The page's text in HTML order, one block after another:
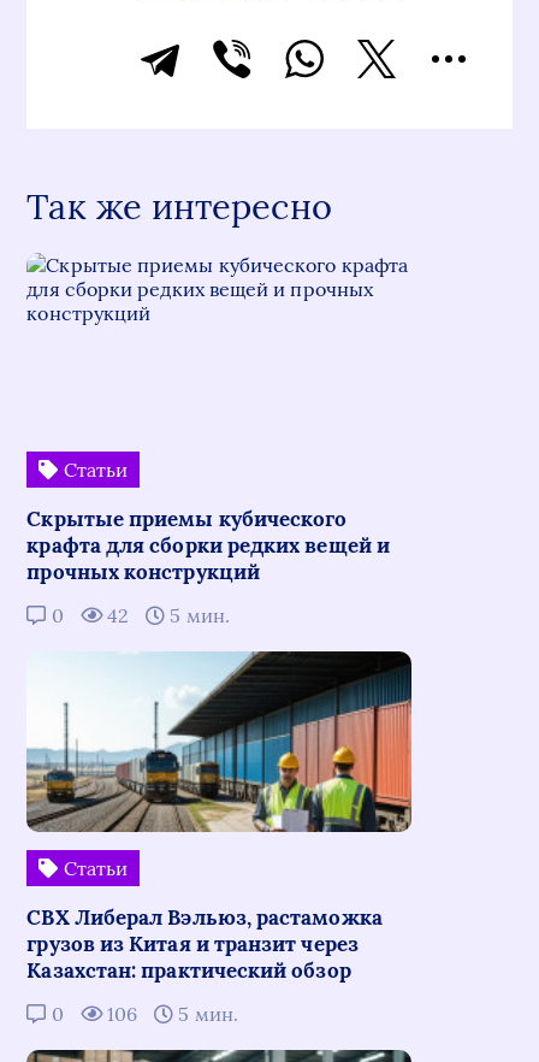
Так же интересно
Статьи
Скрытые приемы кубического
крафта для сборки редких вещей и
прочных конструкций
0 42 5 мин.
Статьи
СВХ Либерал Вэльюз, растаможка
грузов из Китая и транзит через
Казахстан: практический обзор
0 106 5 мин.